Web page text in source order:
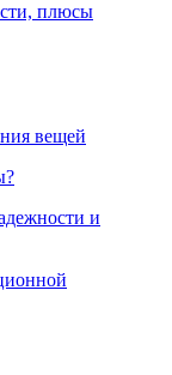
плюсы
вещей
и